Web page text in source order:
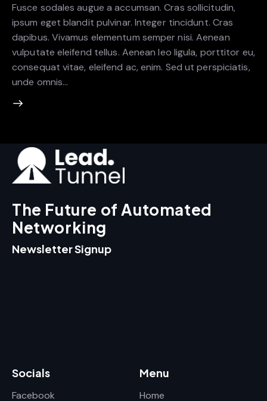
Fusce sodales augue a accumsan. Cras sollicitudin,
ipsum eget blandit pulvinar. Integer tincidunt. Cras
dapibus. Vivamus elementum semper nisi. Aenean
vulputate eleifend tellus. Aenean leo ligula, porttitor eu,
consequat vitae, eleifend ac, enim. Sed ut perspiciatis,
unde omnis…
The Future of Automated
Networking
Newsletter Signup
Socials
Facebook
Menu
Home